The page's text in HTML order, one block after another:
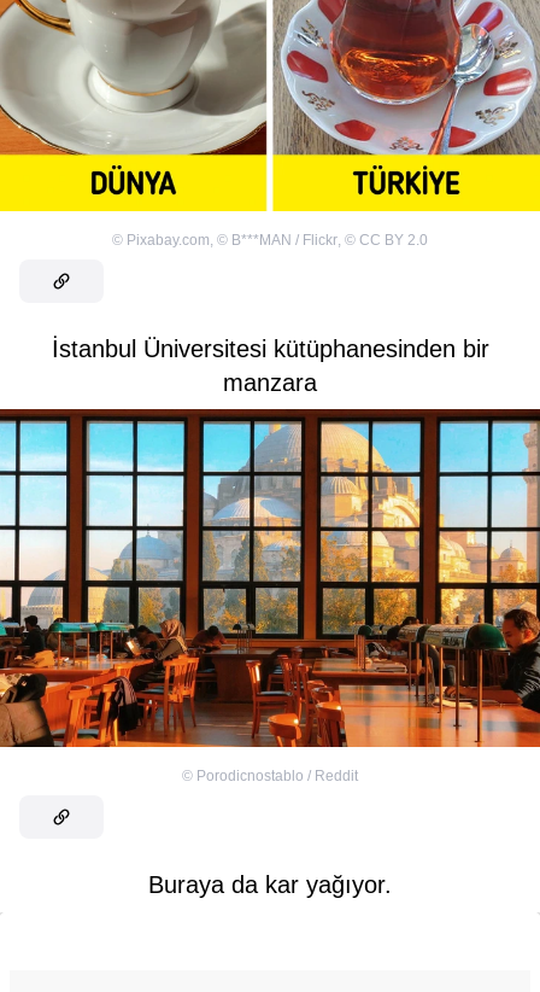
© Pixabay.com © B***MAN / Flickr © CC BY 2.0
İstanbul Üniversitesi kütüphanesinden bir
manzara
© Porodicnostablo / Reddit
Buraya da kar yağıyor.